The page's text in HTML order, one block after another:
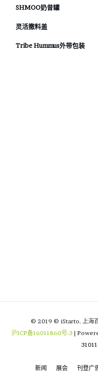
SHMOO奶昔罐
灵活撒料盖
Tribe Hummus外带包装
© 2019 © iStarto. 上海百
沪ICP备16011860号-3 |
新闻 展会 刊登广